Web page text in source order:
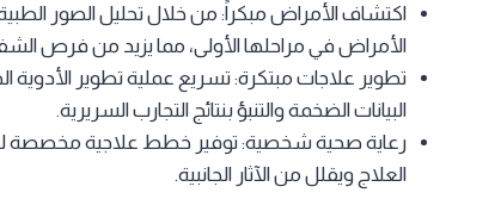
اكتشاف الأمراض مبكراً: من خلال تحليل الصور الطبية
الأمراض في مراحلها الأولى، مما يزيد من فرص
تطوير علاجات مبتكرة: تسريع عملية تطوير الأدوية
البيانات الضخمة والتنبؤ بنتائج التجارب السريرية.
رعاية صحية شخصية: توفير خطط علاجية مخصصة
العلاج ويقلل من الآثار الجانبية.